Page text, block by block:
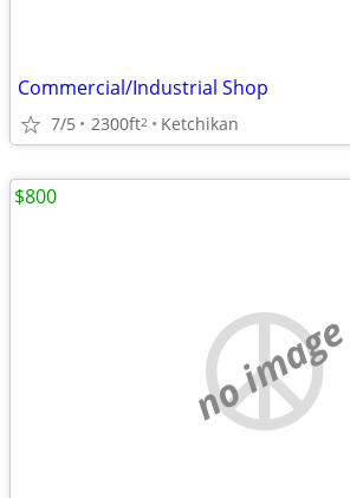
Commercial/Industrial Shop
7/5 2300ft2 Ketchikan
no image
$800